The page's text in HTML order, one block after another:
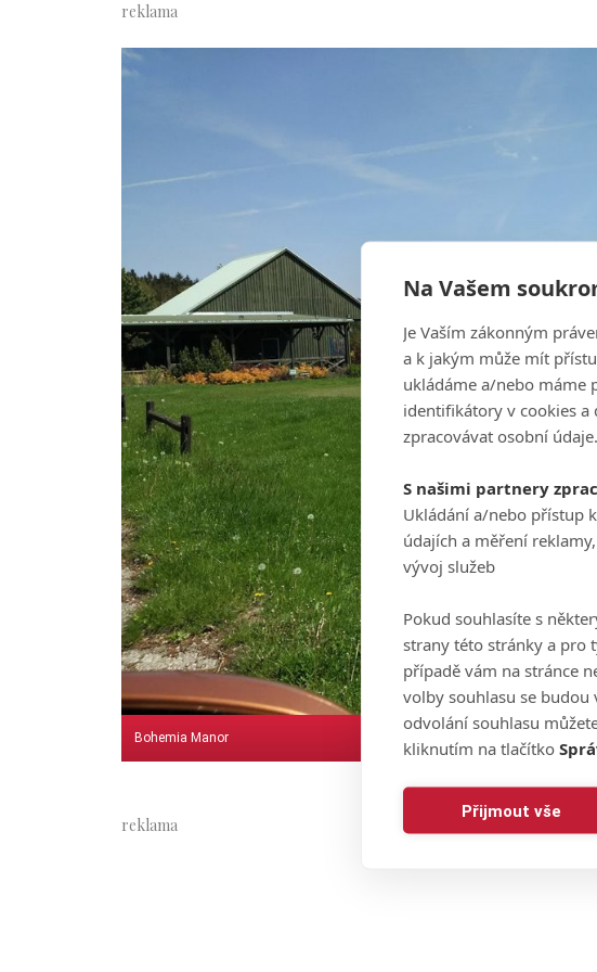
Na Vašem
Je Vaším zákonným
a k jakým může mít
ukládáme a/nebo máme
identifikátory v cookies
zpracovávat osobní údaje.
S našimi partnery
Ukládání a/nebo přístup
údajích a měření
vývoj služeb
Pokud souhlasíte s
strany této stránky a pro
případě vám na stránce
volby souhlasu se budou
odvolání souhlasu
kliknutím na tlačítko
Přijmout vše
Bohemia Manor